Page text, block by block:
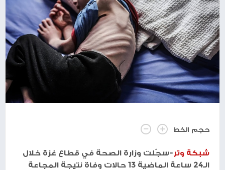
حجم الخط
شبكة وتر-سجّلت وزارة الصحة في قطاع غزة خلال
الـ24 ساعة الماضية 13 حالات وفاة نتيجة المجاعة